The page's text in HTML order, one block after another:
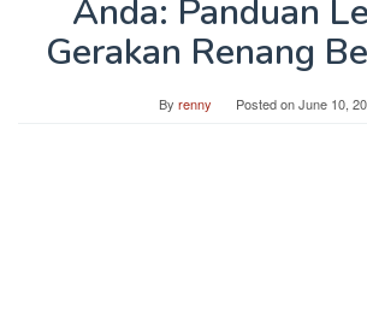
Anda: Panduan
Gerakan Renang
By renny Posted onJune 10,